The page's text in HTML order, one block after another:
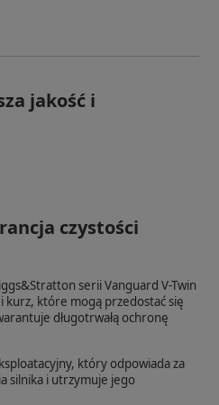
jakość i
czystości
serii Vanguard V-Twin
kurz, które mogą przedostać się
długotrwałą ochronę
który odpowiada za
silnika i utrzymuje jego